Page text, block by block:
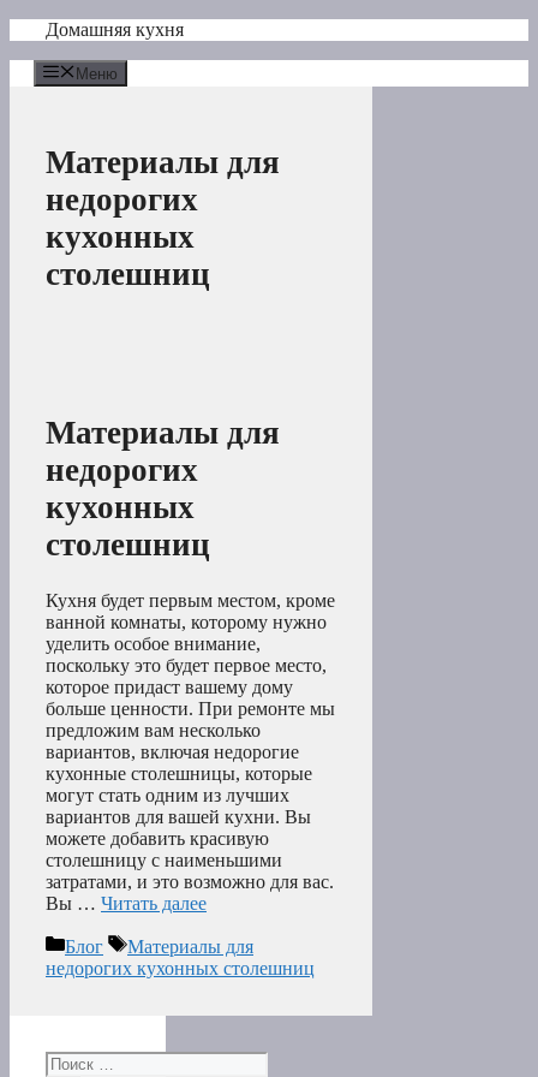
Перейти
содержимому
Домашняя кухня
Меню
Материалы для
недорогих
кухонных
столешниц
Материалы для
недорогих
кухонных
столешниц
Кухня будет первым местом, кроме
ванной комнаты, которому нужно
уделить особое внимание,
поскольку это будет первое место,
которое придаст вашему дому
больше ценности. При ремонте мы
предложим вам несколько
вариантов, включая недорогие
кухонные столешницы, которые
могут стать одним из лучших
вариантов для вашей кухни. Вы
можете добавить красивую
столешницу с наименьшими
затратами, и это возможно для вас.
Вы … Читать далее
Рубрики
Блог Метки
Материалы для
недорогих кухонных столешниц
Поиск: